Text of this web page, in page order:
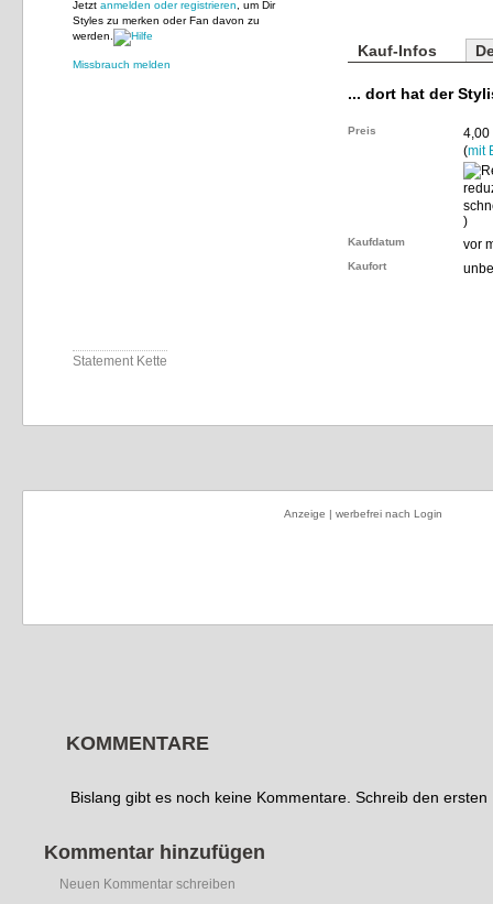
Jetzt anmelden oder registrieren , um Dir
Styles zu merken oder Fan davon zu
werden.
Missbrauch melden
Kauf-Infos
... dort hat der
Preis
4,00
(mit
)
Kaufdatum vor
Kaufort
Statement Kette
Anzeige | werbefrei nach Login
KOMMENTARE
Bislang gibt es noch keine Kommentare. Schreib den ersten
Kommentar hinzufügen
Neuen Kommentar schreiben